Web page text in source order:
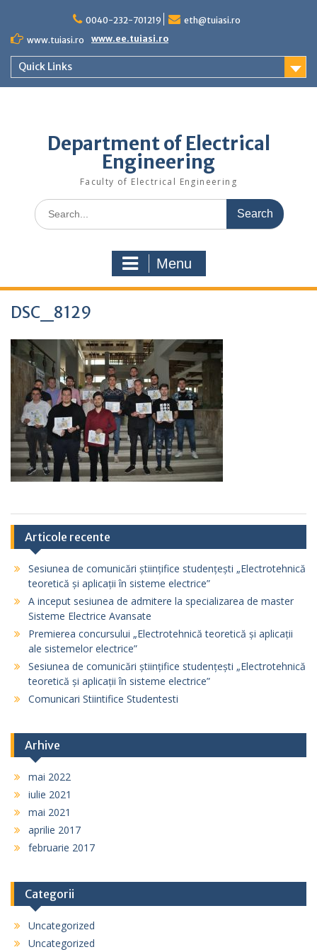
content
0040-232-701219
eth@tuiasi.ro
www.tuiasi.ro
www.ee.tuiasi.ro
Quick Links
Department of Electrical
Engineering
Faculty of Electrical Engineering
Search
for:
Menu
DSC_8129
Articole recente
Sesiunea de comunicări științifice studențești „Electrotehnică
teoretică și aplicații în sisteme electrice”
A inceput sesiunea de admitere la specializarea de master
Sisteme Electrice Avansate
Premierea concursului „Electrotehnică teoretică și aplicații
ale sistemelor electrice”
Sesiunea de comunicări științifice studențești „Electrotehnică
teoretică și aplicații în sisteme electrice”
Comunicari Stiintifice Studentesti
Arhive
mai 2022
iulie 2021
mai 2021
aprilie 2017
februarie 2017
Categorii
Uncategorized
Uncategorized